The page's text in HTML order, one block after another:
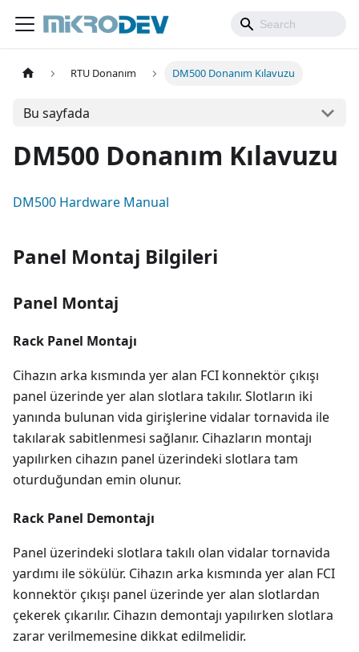
RTU Donanım DM500 Donanım Kılavuzu
Bu sayfada
DM500 Donanım Kılavuzu
DM500 Hardware Manual
Panel Montaj Bilgileri
Panel Montaj
Rack Panel Montajı
Cihazın arka kısmında yer alan FCI konnektör çıkışı
panel üzerinde yer alan slotlara takılır. Slotların iki
yanında bulunan vida girişlerine vidalar tornavida ile
takılarak sabitlenmesi sağlanır. Cihazların montajı
yapılırken cihazın panel üzerindeki slotlara tam
oturduğundan emin olunur.
Rack Panel Demontajı
Panel üzerindeki slotlara takılı olan vidalar tornavida
yardımı ile sökülür. Cihazın arka kısmında yer alan FCI
konnektör çıkışı panel üzerinde yer alan slotlardan
çekerek çıkarılır. Cihazın demontajı yapılırken slotlara
zarar verilmemesine dikkat edilmelidir.